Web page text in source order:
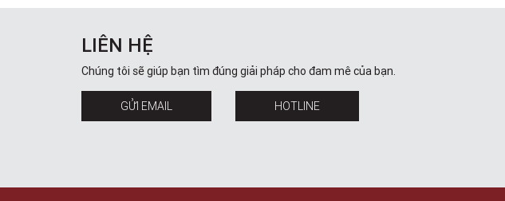
LIÊN HỆ
Chúng tôi sẽ giúp bạn tìm đúng giải pháp cho đam mê của bạn.
GỬI EMAIL HOTLINE